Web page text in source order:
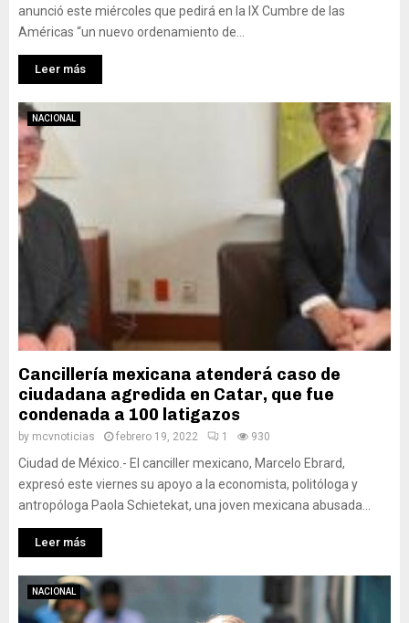
anunció este miércoles que pedirá en la IX Cumbre de las
Américas “un nuevo ordenamiento de...
Leer más
NACIONAL
Cancillería mexicana atenderá caso de
ciudadana agredida en Catar, que fue
condenada a 100 latigazos
by mcvnoticias febrero 19, 2022 1 930
Ciudad de México.- El canciller mexicano, Marcelo Ebrard,
expresó este viernes su apoyo a la economista, politóloga y
antropóloga Paola Schietekat, una joven mexicana abusada...
Leer más
NACIONAL